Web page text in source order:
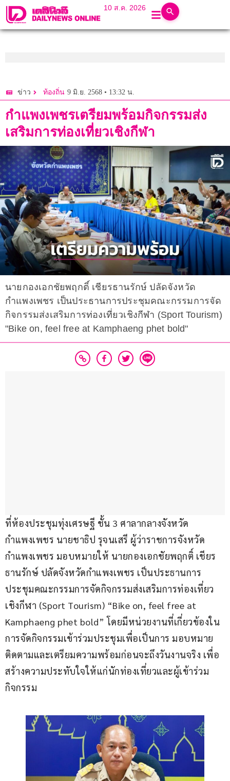
10 ส.ค. 2026
ข่าว ท้องถิ่น 9 มิ.ย. 2568 • 13:32 น.
กำแพงเพชรเตรียมพร้อมกิจกรรมส่ง
เสริมการท่องเที่ยวเชิงกีฬา
นายกองเอกชัยพฤกติ์ เชียรธานรักษ์ ปลัดจังหวัด
กำแพงเพชร เป็นประธานการประชุมคณะกรรมการจัด
กิจกรรมส่งเสริมการท่องเที่ยวเชิงกีฬา (Sport Tourism)
"Bike on, feel free at Kamphaeng phet bold"
ที่ห้องประชุมทุ่งเศรษฐี ชั้น 3 ศาลากลางจังหวัด
กำแพงเพชร นายชาธิป รุจนเสรี ผู้ว่าราชการจังหวัด
กำแพงเพชร มอบหมายให้ นายกองเอกชัยพฤกติ์ เชียร
ธานรักษ์ ปลัดจังหวัดกำแพงเพชร เป็นประธานการ
ประชุมคณะกรรมการจัดกิจกรรมส่งเสริมการท่องเที่ยว
เชิงกีฬา (Sport Tourism) “Bike on, feel free at
Kamphaeng phet bold” โดยมีหน่วยงานที่เกี่ยวข้องใน
การจัดกิจกรรมเข้าร่วมประชุมเพื่อเป็นการ มอบหมาย
ติดตามและเตรียมความพร้อมก่อนจะถึงวันงานจริง เพื่อ
สร้างความประทับใจให้แก่นักท่องเที่ยวและผู้เข้าร่วม
กิจกรรม